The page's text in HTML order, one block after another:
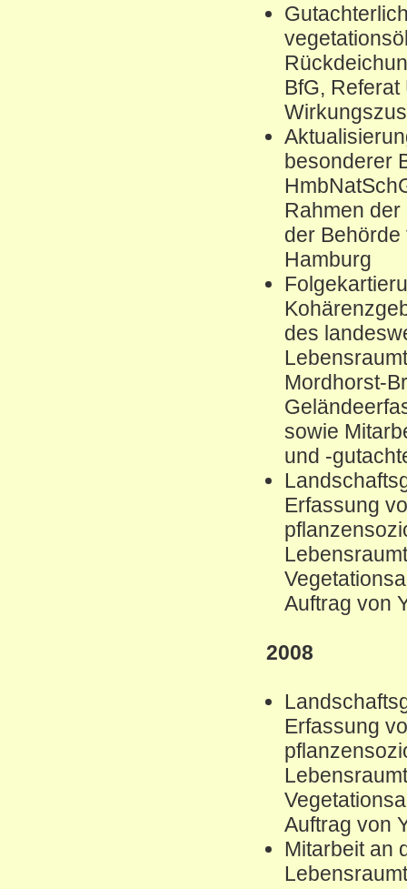
BfG,
besonderer
Rahmen
der Behörde
Hamburg
des
Mordhorst-
sowie
und -
Erfassung
Auftrag von
2008
Erfassung
Auftrag von
Mitarbeit an